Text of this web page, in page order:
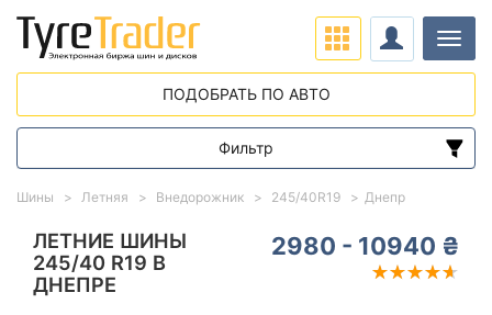
ЛЕТНИЕ ШИНЫ
245/40 R19 В
ДНЕПРЕ
2980 - 10940 ₴
Шины Летняя Внедорожник 245/40R19 Днепр
ПОДОБРАТЬ ПО АВТО
Фильтр
Диапазон цен
от
Подбор по параметрам